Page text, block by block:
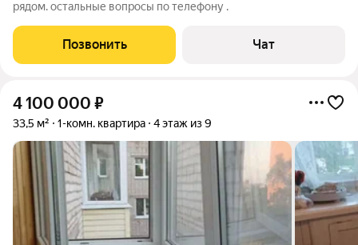
рядом. остальные вопросы по телефону .
Позвонить Чат
4 100 000 ₽
33,5 м² 1-комн. квартира 4 этаж из 9